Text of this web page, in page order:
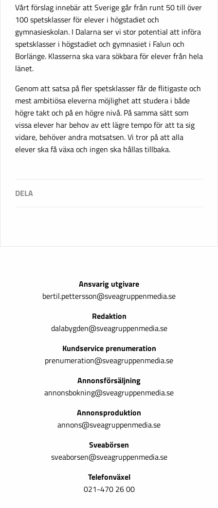
Vårt förslag innebär att Sverige går från runt 50 till över
100 spetsklasser för elever i högstadiet och
gymnasieskolan. I Dalarna ser vi stor potential att införa
spetsklasser i högstadiet och gymnasiet i Falun och
Borlänge. Klasserna ska vara sökbara för elever från hela
länet.
Genom att satsa på fler spetsklasser får de flitigaste och
mest ambitiösa eleverna möjlighet att studera i både
högre takt och på en högre nivå. På samma sätt som
vissa elever har behov av ett lägre tempo för att ta sig
vidare, behöver andra motsatsen. Vi tror på att alla
elever ska få växa och ingen ska hållas tillbaka.
Ansvarig utgivare
bertil.pettersson@sveagruppenmedia.se
Redaktion
dalabygden@sveagruppenmedia.se
Kundservice prenumeration
prenumeration@sveagruppenmedia.se
Annonsförsäljning
annonsbokning@sveagruppenmedia.se
Annonsproduktion
annons@sveagruppenmedia.se
Sveabörsen
sveaborsen@sveagruppenmedia.se
Telefonväxel
021-470 26 00